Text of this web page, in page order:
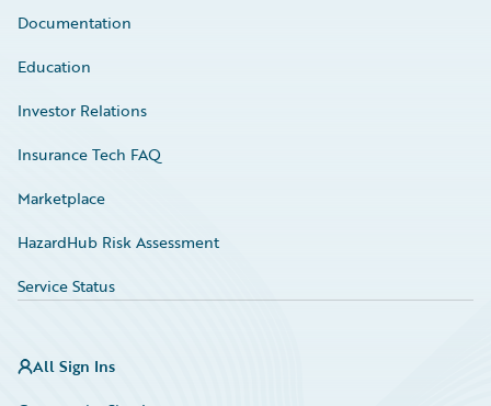
Documentation
Education
Investor Relations
Insurance Tech FAQ
Marketplace
HazardHub Risk Assessment
Service Status
All Sign Ins